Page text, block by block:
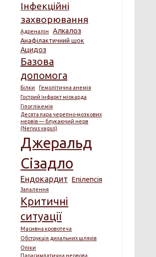
Інфекційні
захворювання
Адреналін Алкалоз
Анафілактичний шок
Ацидоз
Базова
допомога
Білки
Гемолітична анемія
Гострий інфаркт міокарда
Гіпоглікемія
Десята пара черепно-мозкових
нервів — блукаючий нерв
(Nervus vagus)
Джеральд
Сізадло
Ендокардит Епілепсія
Запалення
Критичні
ситуації
Масивна кровотеча
Обструкція дихальних шляхів
Опіки
Парасимпатична нервова